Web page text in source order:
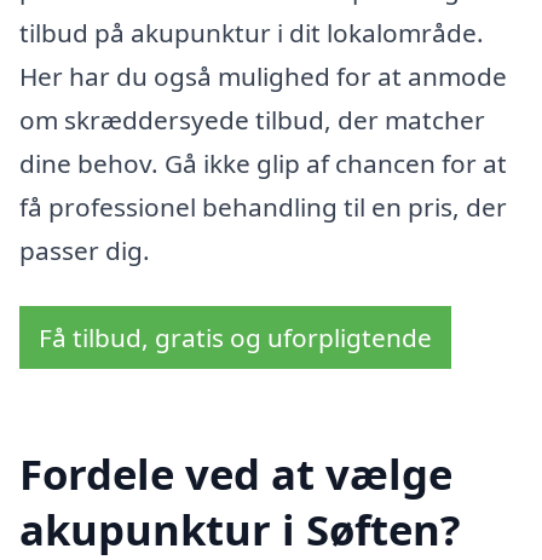
tilbud på akupunktur i dit lokalområde.
Her har du også mulighed for at anmode
om skræddersyede tilbud, der matcher
dine behov. Gå ikke glip af chancen for at
få professionel behandling til en pris, der
passer dig.
Få tilbud, gratis og uforpligtende
Fordele ved at vælge
akupunktur i Søften?